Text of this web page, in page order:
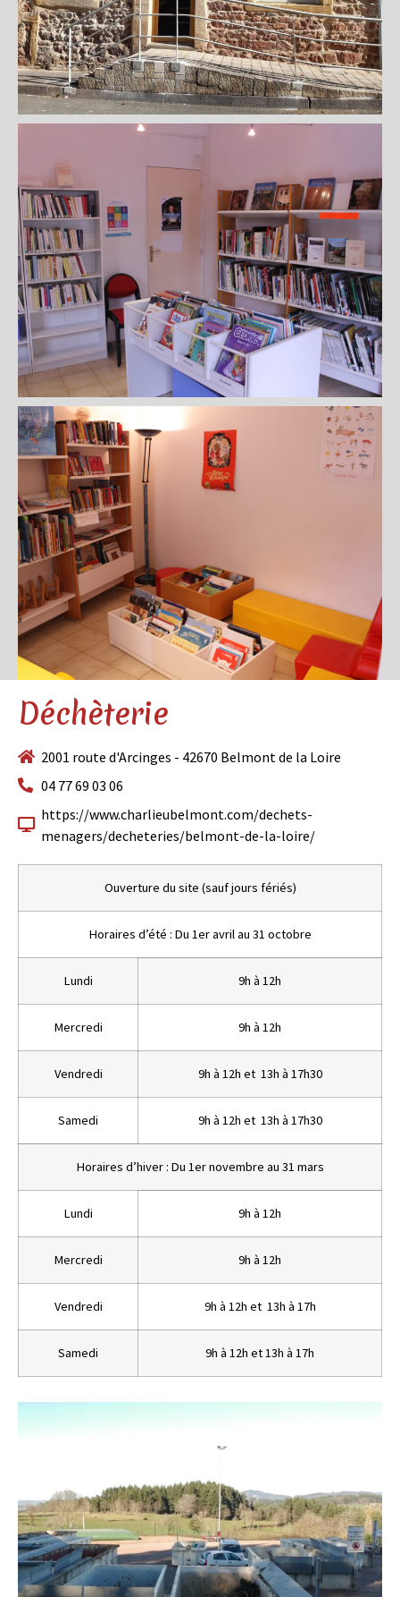
Déchèterie
2001 route d'Arcinges - 42670 Belmont de la Loire
04 77 69 03 06
https://www.charlieubelmont.com/dechets-
menagers/decheteries/belmont-de-la-loire/
Ouverture du site (sauf jours fériés)
Horaires d’été : Du 1er avril au 31 octobre
Lundi 9h à 12h
Mercredi 9h à 12h
Vendredi 9h à 12h et 13h à 17h30
Samedi 9h à 12h et 13h à 17h30
Horaires d’hiver : Du 1er novembre au 31 mars
Lundi 9h à 12h
Mercredi 9h à 12h
Vendredi 9h à 12h et 13h à 17h
Samedi 9h à 12h et 13h à 17h